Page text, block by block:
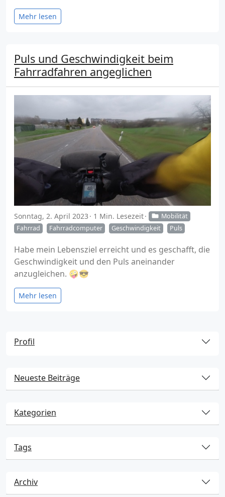
Mehr lesen
Puls und Geschwindigkeit beim
Fahrradfahren angeglichen
Sonntag, 2. April 2023 1 Min. Lesezeit
Mobilität
Fahrrad
Fahrradcomputer Geschwindigkeit Puls
Habe mein Lebensziel erreicht und es geschafft, die
Geschwindigkeit und den Puls aneinander
anzugleichen. 🤪😎
Mehr lesen
Profil
Neueste Beiträge
Kategorien
Tags
Archiv